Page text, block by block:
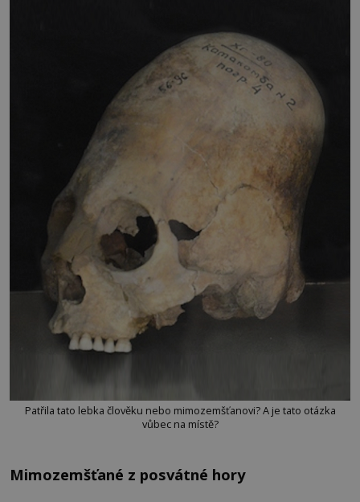
Patřila tato lebka člověku nebo mimozemšťanovi? A je tato otázka
vůbec na místě?
Mimozemšťané z posvátné hory